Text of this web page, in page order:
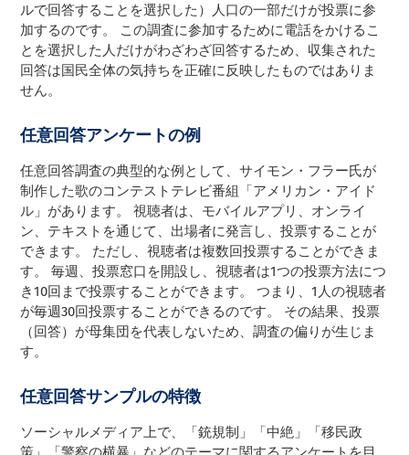
ルで回答することを選択した）人口の一部だけが投票に参
加するのです。 この調査に参加するために電話をかけるこ
とを選択した人だけがわざわざ回答するため、収集された
回答は国民全体の気持ちを正確に反映したものではありま
せん。
任意回答アンケートの例
任意回答調査の典型的な例として、サイモン・フラー氏が
制作した歌のコンテストテレビ番組「アメリカン・アイド
ル」があります。 視聴者は、モバイルアプリ、オンライ
ン、テキストを通じて、出場者に発言し、投票することが
できます。 ただし、視聴者は複数回投票することができま
す。 毎週、投票窓口を開設し、視聴者は1つの投票方法につ
き10回まで投票することができます。 つまり、1人の視聴者
が毎週30回投票することができるのです。 その結果、投票
（回答）が母集団を代表しないため、調査の偏りが生じま
す。
任意回答サンプルの特徴
ソーシャルメディア上で、「銃規制」「中絶」「移民政